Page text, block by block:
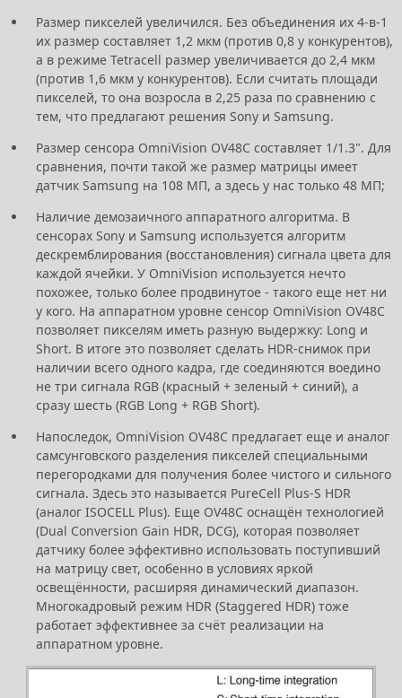
Размер пикселей увеличился. Без объединения их 4-в-1
их размер составляет 1,2 мкм (против 0,8 у конкурентов),
а в режиме Tetracell размер увеличивается до 2,4 мкм
(против 1,6 мкм у конкурентов). Если считать площади
пикселей, то она возросла в 2,25 раза по сравнению с
тем, что предлагают решения Sony и Samsung.
Размер сенсора OmniVision OV48C составляет 1/1.3". Для
сравнения, почти такой же размер матрицы имеет
датчик Samsung на 108 МП, а здесь у нас только 48 МП;
Наличие демозаичного аппаратного алгоритма. В
сенсорах Sony и Samsung используется алгоритм
дескремблирования (восстановления) сигнала цвета для
каждой ячейки. У OmniVision используется нечто
похожее, только более продвинутое - такого еще нет ни
у кого. На аппаратном уровне сенсор OmniVision OV48C
позволяет пикселям иметь разную выдержку: Long и
Short. В итоге это позволяет сделать HDR-снимок при
наличии всего одного кадра, где соединяются воедино
не три сигнала RGB (красный + зеленый + синий), а
сразу шесть (RGB Long + RGB Short).
Напоследок, OmniVision OV48C предлагает еще и аналог
самсунговского разделения пикселей специальными
перегородками для получения более чистого и сильного
сигнала. Здесь это называется PureCell Plus-S HDR
(аналог ISOCELL Plus). Еще OV48C оснащён технологией
(Dual Conversion Gain HDR, DCG), которая позволяет
датчику более эффективно использовать поступивший
на матрицу свет, особенно в условиях яркой
освещённости, расширяя динамический диапазон.
Многокадровый режим HDR (Staggered HDR) тоже
работает эффективнее за счёт реализации на
аппаратном уровне.